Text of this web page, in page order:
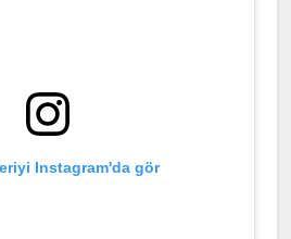
Instagram'da gör